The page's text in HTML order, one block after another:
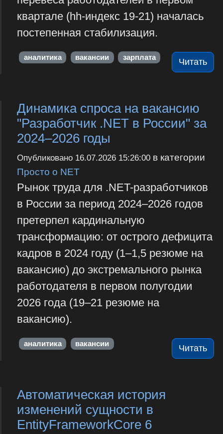
квартале (hh-индекс 19-21) началась
постепенная стабилизация.
Читать
аналитика вакансии зарплата
Динамика спроса на вакансию
"Разработчик .NET в России" за
2024–2026 годы
Опубликовано 16.07.2026 15:26:00в категории
Просто о NET
Рынок труда для .NET-разработчиков
в России за период 2024–2026 годов
претерпел кардинальную
трансформацию: от острого дефицита
кадров в 2024 году (1–1,5 резюме на
вакансию) до экстремального рынка
работодателя в первом полугодии
2026 года (19–21 резюме на
вакансию).
Читать
аналитика вакансии
Автоматическая история
изменений сущности в
EntityFrameworkCore 6